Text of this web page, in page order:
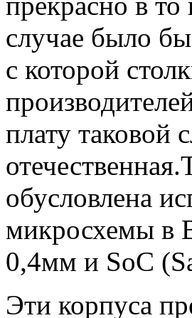
случае было
с которой
плату таковой
обусловлена
микросхемы в
0,4мм и SoC
Эти корпуса